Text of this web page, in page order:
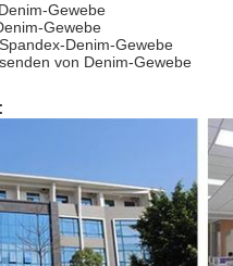
Gewebe
Gewebe
Denim-Gewebe
von Denim-Gewebe